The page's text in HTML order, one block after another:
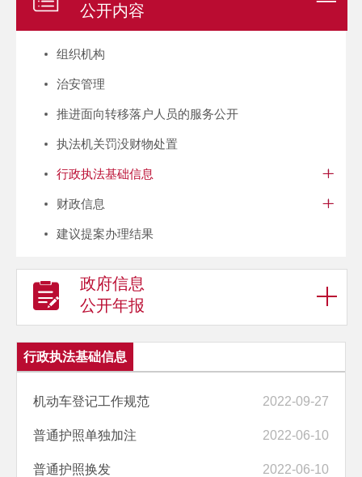
公开内容
组织机构
治安管理
推进面向转移落户人员的服务公开
执法机关罚没财物处置
行政执法基础信息
财政信息
建议提案办理结果
政府信息
公开年报
行政执法基础信息
机动车登记工作规范 2022-09-27
普通护照单独加注 2022-06-10
普通护照换发 2022-06-10